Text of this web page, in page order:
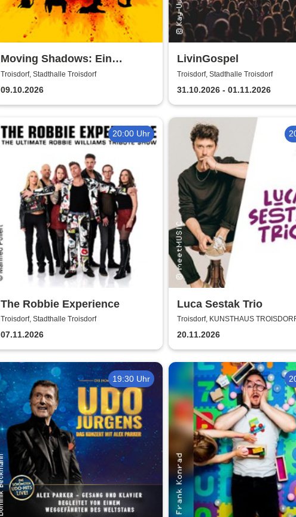
Moving Shadows: Ein
Schattentheater, das alles in
den Schatten stellt - On Fire
Troisdorf, Stadthalle Troisdorf
09.10.2026
LivinGospel
Troisdorf, Stadthalle Troisdorf
31.10.2026 - 01.11.2026
20:00 Uhr
The Robbie Experience
Troisdorf, Stadthalle Troisdorf
07.11.2026
Luca Sestak Trio
Troisdorf, KUNSTHAUS
20.11.2026
19:30 Uhr